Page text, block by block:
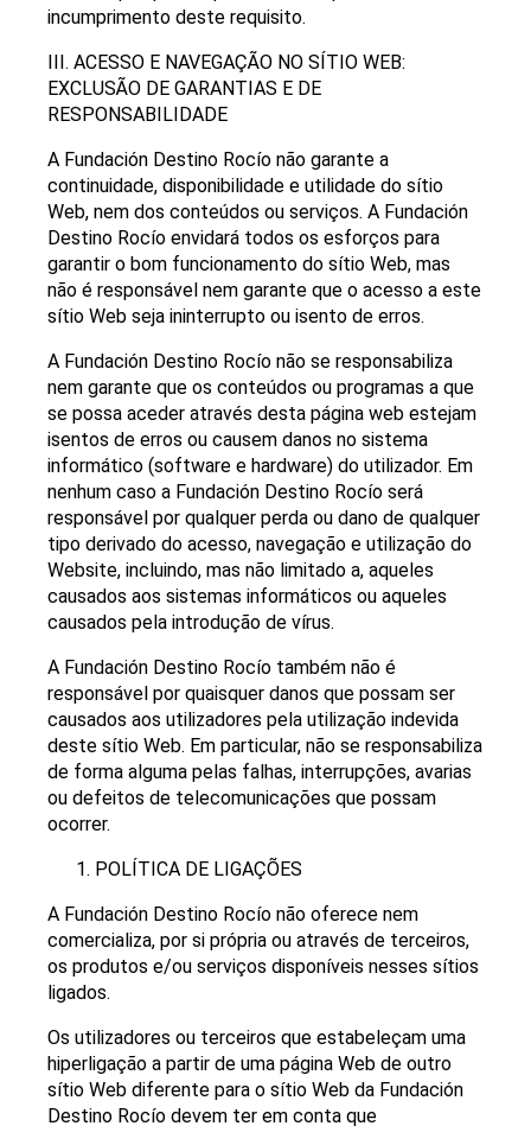
incumprimento deste requisito.
III. ACESSO E NAVEGAÇÃO NO SÍTIO WEB:
EXCLUSÃO DE GARANTIAS E DE
RESPONSABILIDADE
A Fundación Destino Rocío não garante a
continuidade, disponibilidade e utilidade do sítio
Web, nem dos conteúdos ou serviços. A Fundación
Destino Rocío envidará todos os esforços para
garantir o bom funcionamento do sítio Web, mas
não é responsável nem garante que o acesso a este
sítio Web seja ininterrupto ou isento de erros.
A Fundación Destino Rocío não se responsabiliza
nem garante que os conteúdos ou programas a que
se possa aceder através desta página web estejam
isentos de erros ou causem danos no sistema
informático (software e hardware) do utilizador. Em
nenhum caso a Fundación Destino Rocío será
responsável por qualquer perda ou dano de qualquer
tipo derivado do acesso, navegação e utilização do
Website, incluindo, mas não limitado a, aqueles
causados aos sistemas informáticos ou aqueles
causados pela introdução de vírus.
A Fundación Destino Rocío também não é
responsável por quaisquer danos que possam ser
causados aos utilizadores pela utilização indevida
deste sítio Web. Em particular, não se responsabiliza
de forma alguma pelas falhas, interrupções, avarias
ou defeitos de telecomunicações que possam
ocorrer.
POLÍTICA DE LIGAÇÕES
A Fundación Destino Rocío não oferece nem
comercializa, por si própria ou através de terceiros,
os produtos e/ou serviços disponíveis nesses sítios
ligados.
Os utilizadores ou terceiros que estabeleçam uma
hiperligação a partir de uma página Web de outro
sítio Web diferente para o sítio Web da Fundación
Destino Rocío devem ter em conta que